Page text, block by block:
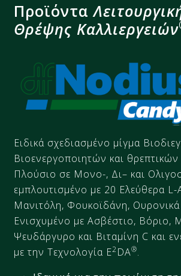
Προϊόντα
Θρέψης Καλλιεργειών
Ειδικά σχεδιασμένο μίγμα
Βιοενεργοποιητών και
Πλούσιο σε Μονο-, Δι– και
εμπλουτισμένο με 20 Ελεύθερα L-
Μανιτόλη, Φουκοϊδάνη, Ουρονικά
Ενισχυμένο με Ασβέστιο, Βόριο,
Ψευδάργυρο και Βιταμίνη C και
με την Τεχνολογία E2DA®.